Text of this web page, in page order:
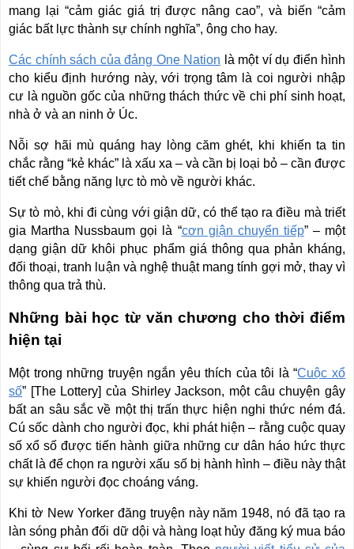
mang lại “cảm giác giá trị được nâng cao”, và biến “cảm
giác bất lực thành sự chính nghĩa”, ông cho hay.
Các chính sách của đảng One Nation là một ví dụ điển hình
cho kiểu định hướng này, với trọng tâm là coi người nhập
cư là nguồn gốc của những thách thức về chi phí sinh hoạt,
nhà ở và an ninh ở Úc.
Nỗi sợ hãi mù quáng hay lòng căm ghét, khi khiến ta tin
chắc rằng “kẻ khác” là xấu xa – và cần bị loại bỏ – cần được
tiết chế bằng năng lực tò mò về người khác.
Sự tò mò, khi đi cùng với giận dữ, có thể tạo ra điều mà triết
gia Martha Nussbaum gọi là “cơn giận chuyển tiếp” – một
dạng giận dữ khôi phục phẩm giá thông qua phản kháng,
đối thoại, tranh luận và nghệ thuật mang tính gợi mở, thay vì
thông qua trả thù.
Những bài học từ văn chương cho thời điểm
hiện tại
Một trong những truyện ngắn yêu thích của tôi là “Cuộc xổ
số” [The Lottery] của Shirley Jackson, một câu chuyện gây
bất an sâu sắc về một thị trấn thực hiện nghi thức ném đá.
Cú sốc dành cho người đọc, khi phát hiện – rằng cuộc quay
số xổ số được tiến hành giữa những cư dân háo hức thực
chất là để chọn ra người xấu số bị hành hình – điều này thật
sự khiến người đọc choáng váng.
Khi tờ New Yorker đăng truyện này năm 1948, nó đã tạo ra
làn sóng phản đối dữ dội và hàng loạt hủy đăng ký mua báo